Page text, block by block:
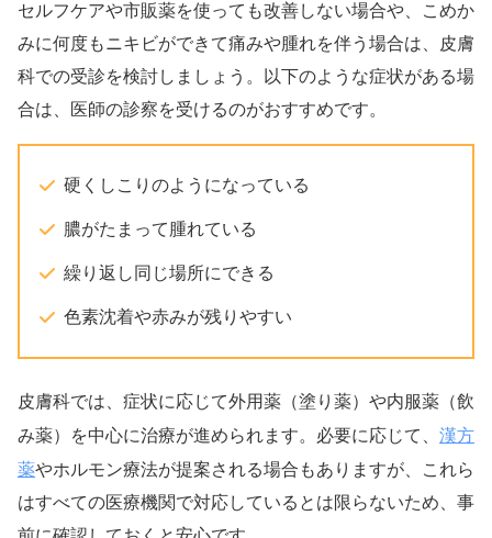
セルフケアや市販薬を使っても改善しない場合や、こめか
みに何度もニキビができて痛みや腫れを伴う場合は、皮膚
科での受診を検討しましょう。以下のような症状がある場
合は、医師の診察を受けるのがおすすめです。
硬くしこりのようになっている
膿がたまって腫れている
繰り返し同じ場所にできる
色素沈着や赤みが残りやすい
皮膚科では、症状に応じて外用薬（塗り薬）や内服薬（飲
み薬）を中心に治療が進められます。必要に応じて、 漢方
薬やホルモン療法が提案される場合もありますが、これら
はすべての医療機関で対応しているとは限らないため、事